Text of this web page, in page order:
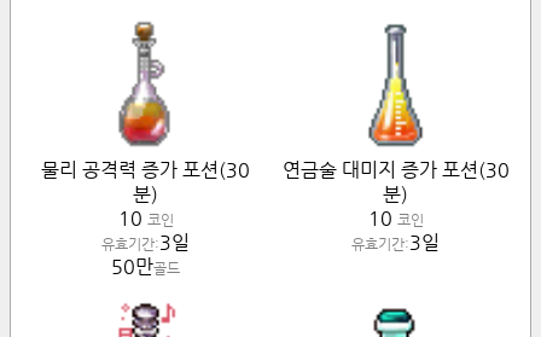
물리 공격력 증가 포션(30
분)
10 코인
유효기간:3일
50만골드
연금술 대미지 증가 포션(30
분)
10 코인
유효기간:3일